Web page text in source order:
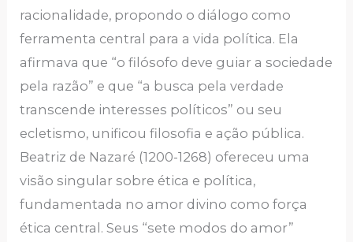
racionalidade, propondo o diálogo como
ferramenta central para a vida política. Ela
afirmava que “o filósofo deve guiar a sociedade
pela razão” e que “a busca pela verdade
transcende interesses políticos” ou seu
ecletismo, unificou filosofia e ação pública.
Beatriz de Nazaré (1200-1268) ofereceu uma
visão singular sobre ética e política,
fundamentada no amor divino como força
ética central. Seus “sete modos do amor”